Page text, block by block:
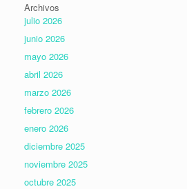
Archivos
julio 2026
junio 2026
mayo 2026
abril 2026
marzo 2026
febrero 2026
enero 2026
diciembre 2025
noviembre 2025
octubre 2025